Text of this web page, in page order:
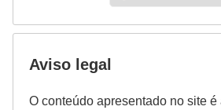
Aviso legal
O conteúdo apresentado no site